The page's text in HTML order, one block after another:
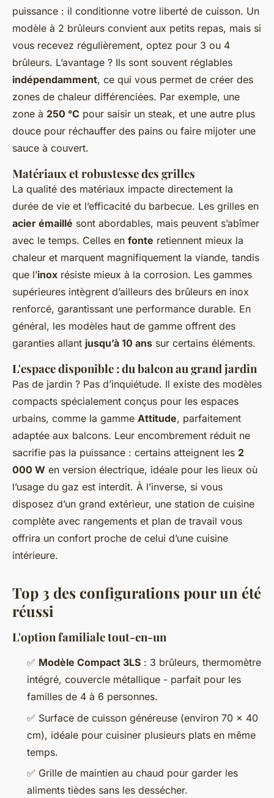
puissance : il conditionne votre liberté de cuisson. Un
modèle à 2 brûleurs convient aux petits repas, mais si
vous recevez régulièrement, optez pour 3 ou 4
brûleurs. L’avantage ? Ils sont souvent réglables
indépendamment, ce qui vous permet de créer des
zones de chaleur différenciées. Par exemple, une
zone à 250 °C pour saisir un steak, et une autre plus
douce pour réchauffer des pains ou faire mijoter une
sauce à couvert.
Matériaux et robustesse des grilles
La qualité des matériaux impacte directement la
durée de vie et l’efficacité du barbecue. Les grilles en
acier émaillé sont abordables, mais peuvent s’abîmer
avec le temps. Celles en fonte retiennent mieux la
chaleur et marquent magnifiquement la viande, tandis
que l’inox résiste mieux à la corrosion. Les gammes
supérieures intègrent d’ailleurs des brûleurs en inox
renforcé, garantissant une performance durable. En
général, les modèles haut de gamme offrent des
garanties allant jusqu’à 10 ans sur certains éléments.
L'espace disponible : du balcon au grand jardin
Pas de jardin ? Pas d’inquiétude. Il existe des modèles
compacts spécialement conçus pour les espaces
urbains, comme la gamme Attitude, parfaitement
adaptée aux balcons. Leur encombrement réduit ne
sacrifie pas la puissance : certains atteignent les 2
000 W en version électrique, idéale pour les lieux où
l’usage du gaz est interdit. À l’inverse, si vous
disposez d’un grand extérieur, une station de cuisine
complète avec rangements et plan de travail vous
offrira un confort proche de celui d’une cuisine
intérieure.
Top 3 des configurations pour un été
réussi
L'option familiale tout-en-un
✅ Modèle Compact 3LS : 3 brûleurs, thermomètre
intégré, couvercle métallique - parfait pour les
familles de 4 à 6 personnes.
✅ Surface de cuisson généreuse (environ 70 x 40
cm), idéale pour cuisiner plusieurs plats en même
temps.
✅ Grille de maintien au chaud pour garder les
aliments tièdes sans les dessécher.